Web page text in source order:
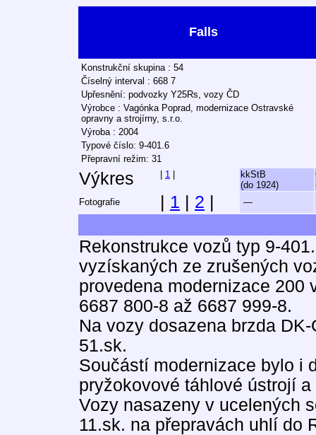
Falls
Konstrukční skupina : 54
Číselný interval : 668 7
Upřesnění: podvozky Y25Rs, vozy ČD
Výrobce : Vagónka Poprad, modernizace Ostravské
opravny a strojírny, s.r.o.
Výroba : 2004
Typové číslo: 9-401.6
Přepravní režim: 31
Výkres 1
kkStB
(do 1924)
Fotografie
1 2 —
Rekonstrukce vozů typ 9-
vyzískaných ze zrušených
provedena modernizace 200
6687 800-8 až 6687 999-8.
Na vozy dosazena brzda
51.sk.
Součástí modernizace bylo i
pryžokovové táhlové ústrojí
Vozy nasazeny v ucelených
11.sk. na přepravách uhlí do